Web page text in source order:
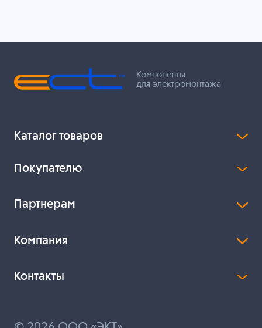
Компоненты
для электромонтажа
Каталог товаров
Покупателю
Партнерам
Компания
Контакты